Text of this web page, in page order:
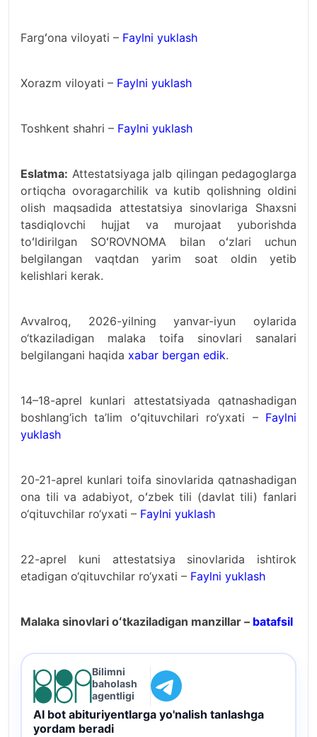
Fargʻona viloyati – Faylni yuklash
Xorazm viloyati – Faylni yuklash
Toshkent shahri – Faylni yuklash
Eslatma: Attestatsiyaga jalb qilingan pedagoglarga
ortiqcha ovoragarchilik va kutib qolishning oldini
olish maqsadida attestatsiya sinovlariga Shaxsni
tasdiqlovchi hujjat va murojaat yuborishda
toʻldirilgan SOʻROVNOMA bilan oʻzlari uchun
belgilangan vaqtdan yarim soat oldin yetib
kelishlari kerak.
Avvalroq, 2026-yilning yanvar-iyun oylarida
o‘tkaziladigan malaka toifa sinovlari sanalari
belgilangani haqida xabar bergan edik.
14–18-aprel kunlari attestatsiyada qatnashadigan
boshlang‘ich ta’lim oʻqituvchilari ro‘yxati – Faylni
yuklash
20-21-aprel kunlari toifa sinovlarida qatnashadigan
ona tili va adabiyot, oʻzbek tili (davlat tili) fanlari
o‘qituvchilar ro‘yxati – Faylni yuklash
22-aprel kuni attestatsiya sinovlarida ishtirok
etadigan o‘qituvchilar ro‘yxati – Faylni yuklash
Malaka sinovlari oʻtkaziladigan manzillar – batafsil
Bilimni
baholash
agentligi
AI bot abituriyentlarga yo'nalish tanlashga
yordam beradi